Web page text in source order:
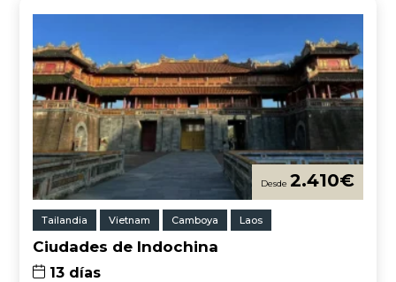
2.410€
Tailandia Vietnam Camboya Laos
Ciudades de Indochina
13 días